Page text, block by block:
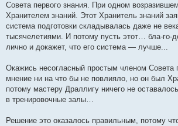
Совета первого знания. При одном
Хранителем знаний. Этот Хранитель знаний
система подготовки складывалась даже не
тысячелетиями. И потому пусть этот… бла-го-
лично и докажет, что его система — лучше...
Окажись несогласный простым членом Совета
мнение ни на что бы не повлияло, но он был
потому мастеру Драллигу ничего не
в тренировочные залы…
Решение это оказалось правильным, потому